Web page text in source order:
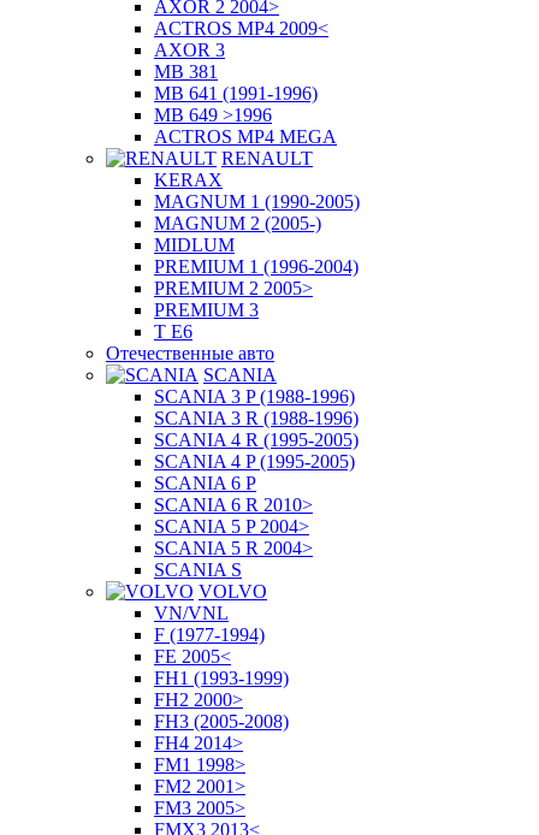
AXOR 2 2004>
ACTROS MP4 2009<
AXOR 3
MB 381
MB 641 (1991-1996)
MB 649 >1996
ACTROS MP4 MEGA
RENAULT
KERAX
MAGNUM 1 (1990-2005)
MAGNUM 2 (2005-)
MIDLUM
PREMIUM 1 (1996-2004)
PREMIUM 2 2005>
PREMIUM 3
T E6
Отечественные авто
SCANIA
SCANIA 3 P (1988-1996)
SCANIA 3 R (1988-1996)
SCANIA 4 R (1995-2005)
SCANIA 4 P (1995-2005)
SCANIA 6 P
SCANIA 6 R 2010>
SCANIA 5 P 2004>
SCANIA 5 R 2004>
SCANIA S
VOLVO
VN/VNL
F (1977-1994)
FE 2005<
FH1 (1993-1999)
FH2 2000>
FH3 (2005-2008)
FH4 2014>
FM1 1998>
FM2 2001>
FM3 2005>
FMX3 2013<